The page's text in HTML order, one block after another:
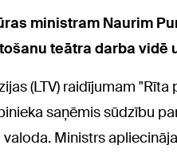
ministram Naurim
teātra darba
(LTV) raidījumam
saņēmis sūdzību
Ministrs